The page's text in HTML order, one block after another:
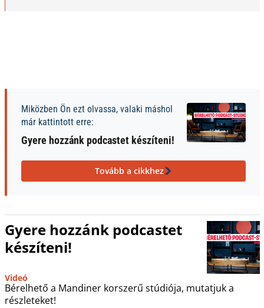
Miközben Ön ezt olvassa, valaki máshol
már kattintott erre:
Gyere hozzánk podcastet készíteni!
Tovább a cikkhez
Gyere hozzánk podcastet
készíteni!
Videó
Bérelhető a Mandiner korszerű stúdiója, mutatjuk a
részleteket!